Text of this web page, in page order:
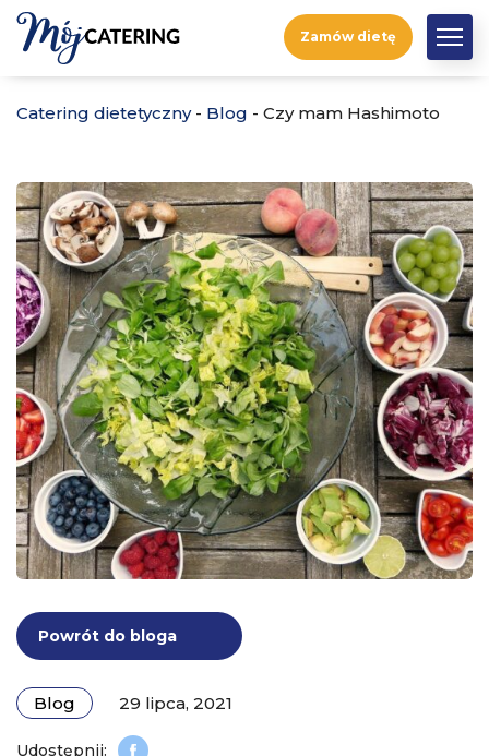
Zamów dietę
Catering dietetyczny- Blog - Czy mam Hashimoto
Powrót do bloga
Blog 29 lipca, 2021